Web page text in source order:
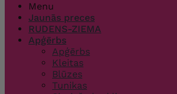
Menu
Jaunās preces
RUDENS-ZIEMA
Apģērbs
Apģērbs
Kleitas
Blūzes
Tunikas